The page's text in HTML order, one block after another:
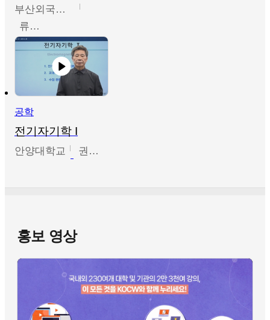
부산외국어대학교
류영철
공학
전기자기학 I
안양대학교 권원현
홍보 영상